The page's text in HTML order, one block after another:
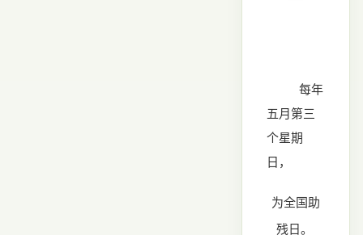
每年
五月第三
个星期
日，
为全国助
残日。